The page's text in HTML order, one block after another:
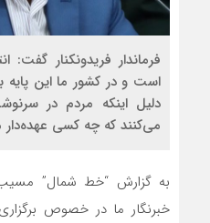
فرماندار فریدونکنار گفت:
است و در کشور ما این پایه
دلیل اینکه مردم در
می‌کنند که چه کسی عهده‌دار
به گزارش “خط شمال”
خبرنگار ما در خصوص